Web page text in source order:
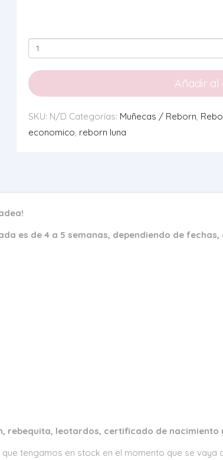
Reborn
Luna
con
pelo
Añadir al
SKU: N/D Categorías: Muñecas / Reborn,
economico, reborn luna
es de 4 a 5 semanas, dependiendo de
rebequita, leotardos, certificado de nacimiento
tengamos en stock en el momento que se vaya